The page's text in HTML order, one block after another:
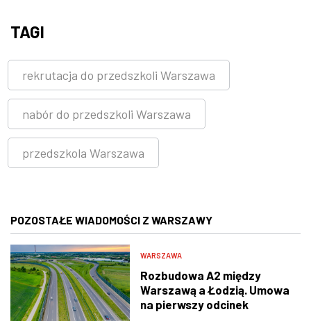
TAGI
rekrutacja do przedszkoli Warszawa
nabór do przedszkoli Warszawa
przedszkola Warszawa
POZOSTAŁE WIADOMOŚCI Z WARSZAWY
WARSZAWA
Rozbudowa A2 między
Warszawą a Łodzią. Umowa
na pierwszy odcinek